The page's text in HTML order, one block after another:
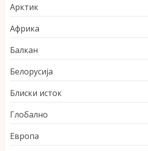
Арктик
Африка
Балкан
Белорусија
Блиски исток
Глобално
Европа